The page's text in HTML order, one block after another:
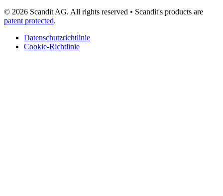
© 2026 Scandit AG. All rights reserved • Scandit's products are
patent protected.
Datenschutzrichtlinie
Cookie-Richtlinie